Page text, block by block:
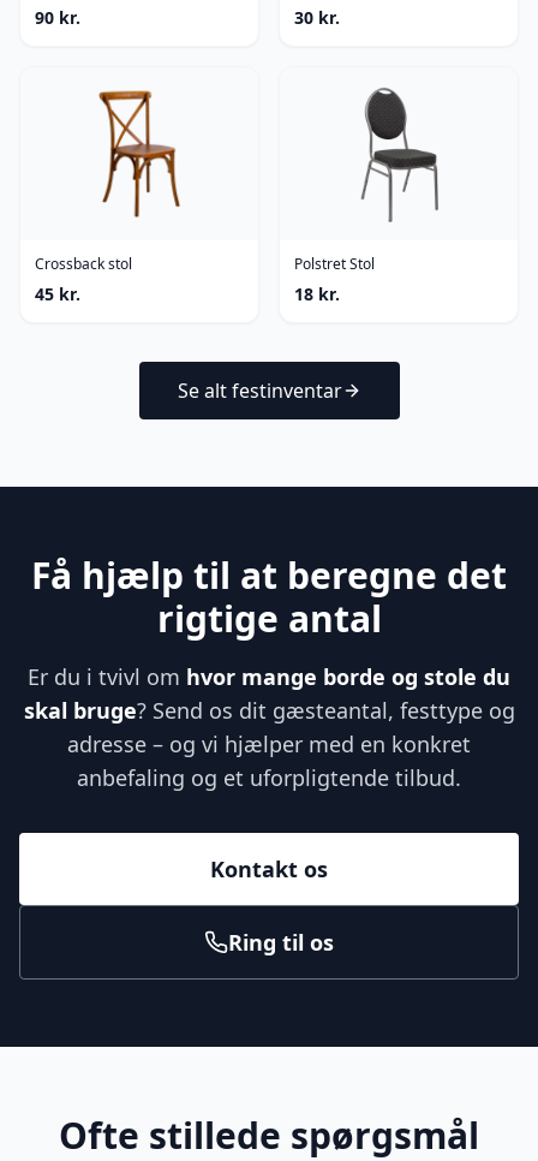
90 kr. 30 kr.
Crossback stol
45 kr.
Polstret Stol
18 kr.
Se alt festinventar
Få hjælp til at beregne det
rigtige antal
Er du i tvivl om hvor mange borde og stole du
skal bruge? Send os dit gæsteantal, festtype og
adresse – og vi hjælper med en konkret
anbefaling og et uforpligtende tilbud.
Kontakt os
Ring til os
Ofte stillede spørgsmål